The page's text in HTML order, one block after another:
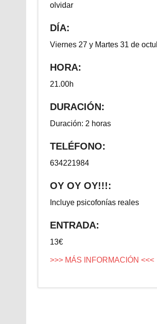
olvidar
DÍA:
Viernes 27 y Martes 31 de
HORA:
21.00h
DURACIÓN:
Duración: 2 horas
TELÉFONO:
634221984
OY OY OY!!!:
Incluye psicofonías reales
ENTRADA:
13€
>>> MÁS INFORMACIÓN <<<